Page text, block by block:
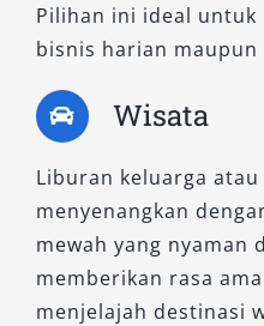
Pilihan ini ideal untuk
bisnis harian maupun
Wisata
Liburan keluarga
menyenangkan
mewah yang nyaman
memberikan rasa
menjelajah destinasi